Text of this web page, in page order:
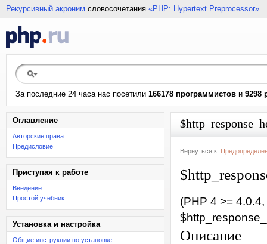
Рекурсивный акроним словосочетания «PHP: Hypertext Preprocessor»
За последние 24 часа нас посетили 166178 программистов и 9298
Оглавление
Авторские права
Предисловие
Приступая к работе
Введение
Простой учебник
Установка и настройка
Общие инструкции по установке
Вернуться к:
(PHP 4 >=
Описание